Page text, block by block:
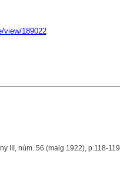
view/189022
III, núm. 56 (maig 1922), p.118-119